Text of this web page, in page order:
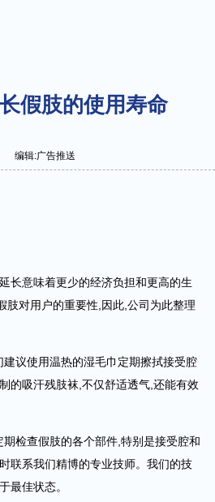
假肢的使用寿命
编辑:广告推送
长意味着更少的经济负担和更高的生
肢对用户的重要性,因此, 公司为此整理
议使用温热的湿毛巾定期擦拭接受腔
的吸汗残肢袜,不仅舒适透气,还能有效
检查假肢的各个部件,特别是接受腔和
联系我们精博的专业技师。我们的技
最佳状态。